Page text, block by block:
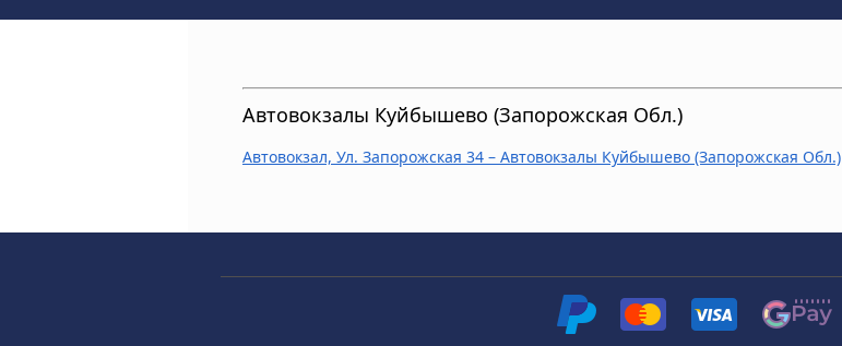
Автовокзалы Куйбышево (Запорожская Обл.)
Автовокзал, Ул. Запорожская 34 – Автовокзалы Куйбышево (Запорожская Обл.)